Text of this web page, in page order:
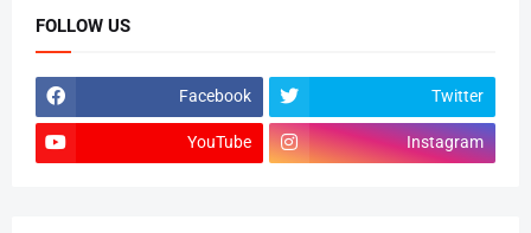
FOLLOW US
Facebook Twitter
YouTube Instagram